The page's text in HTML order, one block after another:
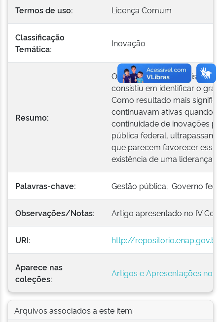
Termos de uso: Licença Comum
Classificação
Temática:
Inovação
Resumo:
O propósito da pesquisa que
consistiu em identificar o
Como resultado mais
continuavam ativas quando
continuidade de inovações
pública federal,
que parecem favorecer essa
existência de uma liderança
Palavras-chave: Gestão pública; Governo
Observações/Notas: Artigo apresentado no IV
URI: http://
Aparece nas
coleções:
Artigos e Apresentações no
Arquivos associados a este item: